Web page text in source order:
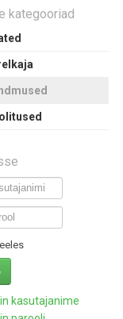
kategooriad
kasutajanime